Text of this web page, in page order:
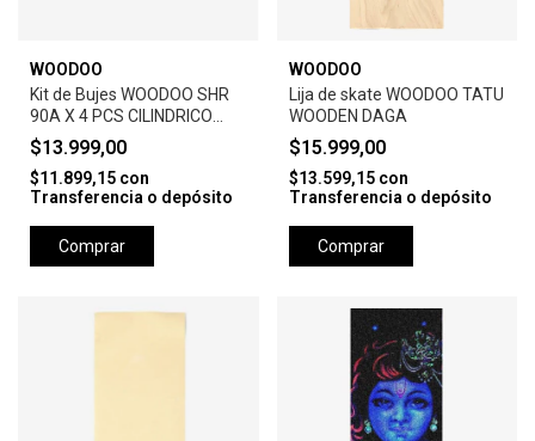
WOODOO
Kit de Bujes WOODOO SHR
90A X 4 PCS CILINDRICO
BLISTER -WHITE
$13.999,00
$11.899,15 con
Transferencia o depósito
Comprar
WOODOO
Lija de skate WOODOO TATU
WOODEN DAGA
$15.999,00
$13.599,15 con
Transferencia o depósito
Comprar